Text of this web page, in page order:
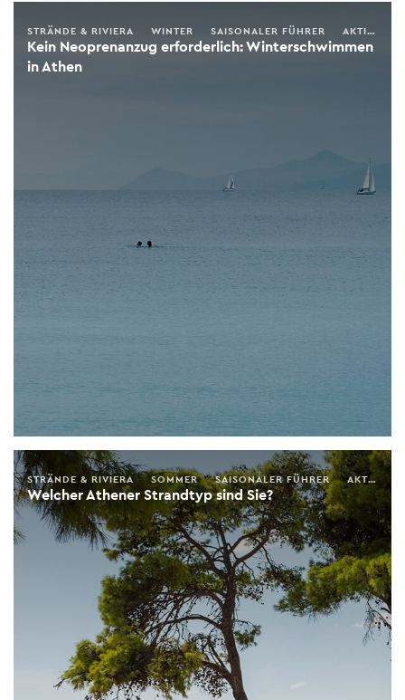
Kein Neoprenanzug erforderlich: Winterschwimmen
in Athen
STRÄNDE & RIVIERA WINTER SAISONALER FÜHRER AKTIVITÄTEN
Welcher Athener Strandtyp sind Sie?
STRÄNDE & RIVIERA SOMMER SAISONALER FÜHRER AKTIVITÄTEN